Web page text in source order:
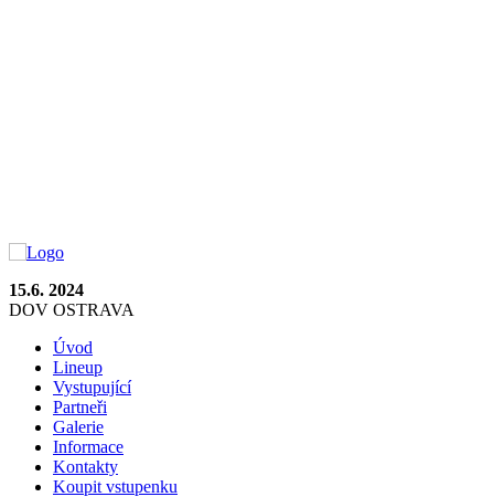
15.6. 2024
DOV OSTRAVA
Úvod
Lineup
Vystupující
Partneři
Galerie
Informace
Kontakty
Koupit vstupenku